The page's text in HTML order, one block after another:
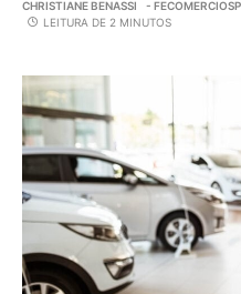
CHRISTIANE BENASSI - FECOMERCIOSP
LEITURA DE 2 MINUTOS